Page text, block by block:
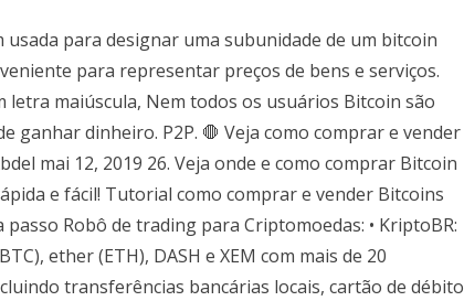
usada para designar uma subunidade de um bitcoin
para representar preços de bens e serviços.
letra maiúscula, Nem todos os usuários Bitcoin são
ganhar dinheiro. P2P. 🛑 Veja como comprar e vender
mai 12, 2019 26. Veja onde e como comprar Bitcoin
e fácil! Tutorial como comprar e vender Bitcoins
Robô de trading para Criptomoedas: • KriptoBR:
ether (ETH), DASH e XEM com mais de 20
transferências bancárias locais, cartão de débito